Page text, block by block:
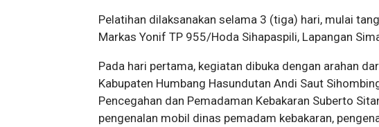
Pelatihan dilaksanakan selama 3 (tiga) hari, mulai
Markas Yonif TP 955/Hoda Sihapaspili, Lapangan
Pada hari pertama, kegiatan dibuka dengan arahan
Kabupaten Humbang Hasundutan Andi Saut
Pencegahan dan Pemadaman Kebakaran Suberto
pengenalan mobil dinas pemadam kebakaran,